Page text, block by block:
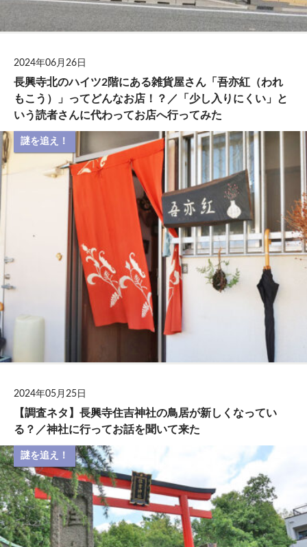
2024年06月26日
長興寺北のハイツ2階にある雑貨屋さん「吾亦紅（われ
もこう）」ってどんなお店！？／「少し入りにくい」と
いう読者さんに代わってお店へ行ってみた
謎を追え！
2024年05月25日
【調査ネタ】長興寺住吉神社の鳥居が新しくなってい
る？／神社に行ってお話を聞いて来た
謎を追え！